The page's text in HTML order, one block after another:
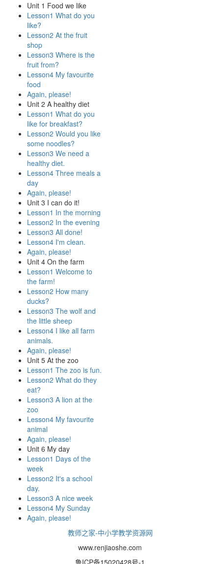
Unit 1 Food we like
Lesson1 What do you
like?
Lesson2 At the fruit
shop
Lesson3 Where is the
fruit from?
Lesson4 My favourite
food
Again, please!
Unit 2 A healthy diet
Lesson1 What do you
like for breakfast?
Lesson2 Would you like
some noodles?
Lesson3 We need a
healthy diet.
Lesson4 Three meals a
day
Again, please!
Unit 3 I can do it!
Lesson1 In the morning
Lesson2 In the evening
Lesson3 All done!
Lesson4 I'm clean.
Again, please!
Unit 4 On the farm
Lesson1 Welcome to
the farm!
Lesson2 How many
ducks?
Lesson3 The wolf and
the little sheep
Lesson4 I like all farm
animals.
Again, please!
Unit 5 At the zoo
Lesson1 The zoo is fun.
Lesson2 What do they
eat?
Lesson3 A lion at the
zoo
Lesson4 My favourite
animal
Again, please!
Unit 6 My day
Lesson1 Days of the
week
Lesson2 It's a school
day.
Lesson3 A nice week
Lesson4 My Sunday
Again, please!
教师之家-中小学教学资源网
www.renjiaoshe.com